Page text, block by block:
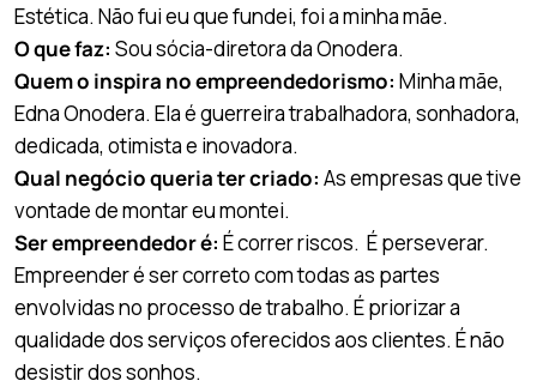
Estética. Não fui eu que fundei, foi a minha mãe.
O que faz: Sou sócia-diretora da Onodera.
Quem o inspira no empreendedorismo: Minha mãe,
Edna Onodera. Ela é guerreira trabalhadora, sonhadora,
dedicada, otimista e inovadora.
Qual negócio queria ter criado: As empresas que tive
vontade de montar eu montei.
Ser empreendedor é: É correr riscos. É perseverar.
Empreender é ser correto com todas as partes
envolvidas no processo de trabalho. É priorizar a
qualidade dos serviços oferecidos aos clientes. É não
desistir dos sonhos.